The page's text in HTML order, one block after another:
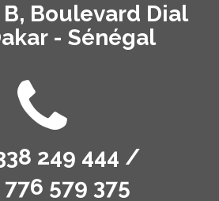
B, Boulevard Dial
- Sénégal
249 444 /
776 579 375